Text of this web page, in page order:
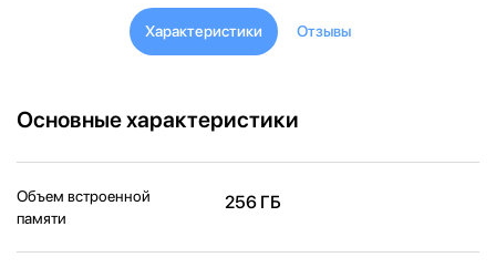
Характеристики Отзывы
Основные характеристики
Объем встроенной
памяти
256 ГБ